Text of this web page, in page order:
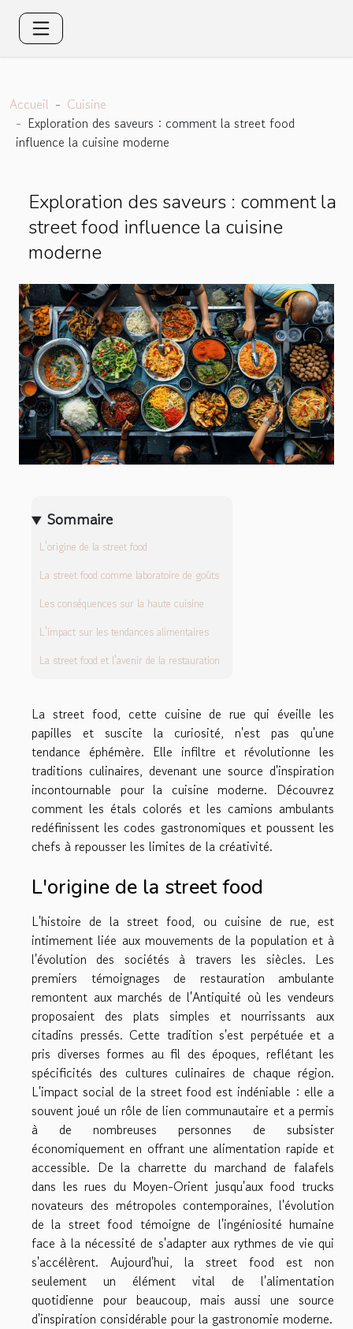
Accueil
Cuisine
Exploration des saveurs : comment la street food
influence la cuisine moderne
Exploration des saveurs : comment la
street food influence la cuisine
moderne
Sommaire
L'origine de la street food
La street food comme laboratoire de goûts
Les conséquences sur la haute cuisine
L'impact sur les tendances alimentaires
La street food et l'avenir de la restauration
La street food, cette cuisine de rue qui éveille les
papilles et suscite la curiosité, n'est pas qu'une
tendance éphémère. Elle infiltre et révolutionne les
traditions culinaires, devenant une source d'inspiration
incontournable pour la cuisine moderne. Découvrez
comment les étals colorés et les camions ambulants
redéfinissent les codes gastronomiques et poussent les
chefs à repousser les limites de la créativité.
L'origine de la street food
L'histoire de la street food, ou cuisine de rue, est
intimement liée aux mouvements de la population et à
l'évolution des sociétés à travers les siècles. Les
premiers témoignages de restauration ambulante
remontent aux marchés de l'Antiquité où les vendeurs
proposaient des plats simples et nourrissants aux
citadins pressés. Cette tradition s'est perpétuée et a
pris diverses formes au fil des époques, reflétant les
spécificités des cultures culinaires de chaque région.
L'impact social de la street food est indéniable : elle a
souvent joué un rôle de lien communautaire et a permis
à de nombreuses personnes de subsister
économiquement en offrant une alimentation rapide et
accessible. De la charrette du marchand de falafels
dans les rues du Moyen-Orient jusqu'aux food trucks
novateurs des métropoles contemporaines, l'évolution
de la street food témoigne de l'ingéniosité humaine
face à la nécessité de s'adapter aux rythmes de vie qui
s'accélèrent. Aujourd'hui, la street food est non
seulement un élément vital de l'alimentation
quotidienne pour beaucoup, mais aussi une source
d'inspiration considérable pour la gastronomie moderne.